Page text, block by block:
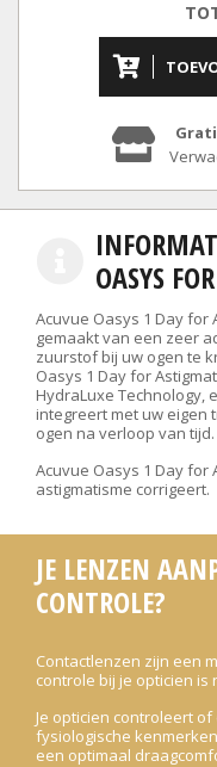
OASYS
Acuvue Oasys 1 Day for
gemaakt van een zeer
zuurstof bij uw ogen te
Oasys 1 Day for
HydraLuxe Technology,
integreert met uw
ogen na verloop van tijd.
Acuvue Oasys 1 Day for
astigmatisme corrigeert.
JE LENZEN
CONTROLE?
Contactlenzen zijn een
controle bij je opticien is
Je opticien controleert
fysiologische
een optimaal